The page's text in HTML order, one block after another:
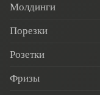
Молдинги
Порезки
Розетки
Фризы